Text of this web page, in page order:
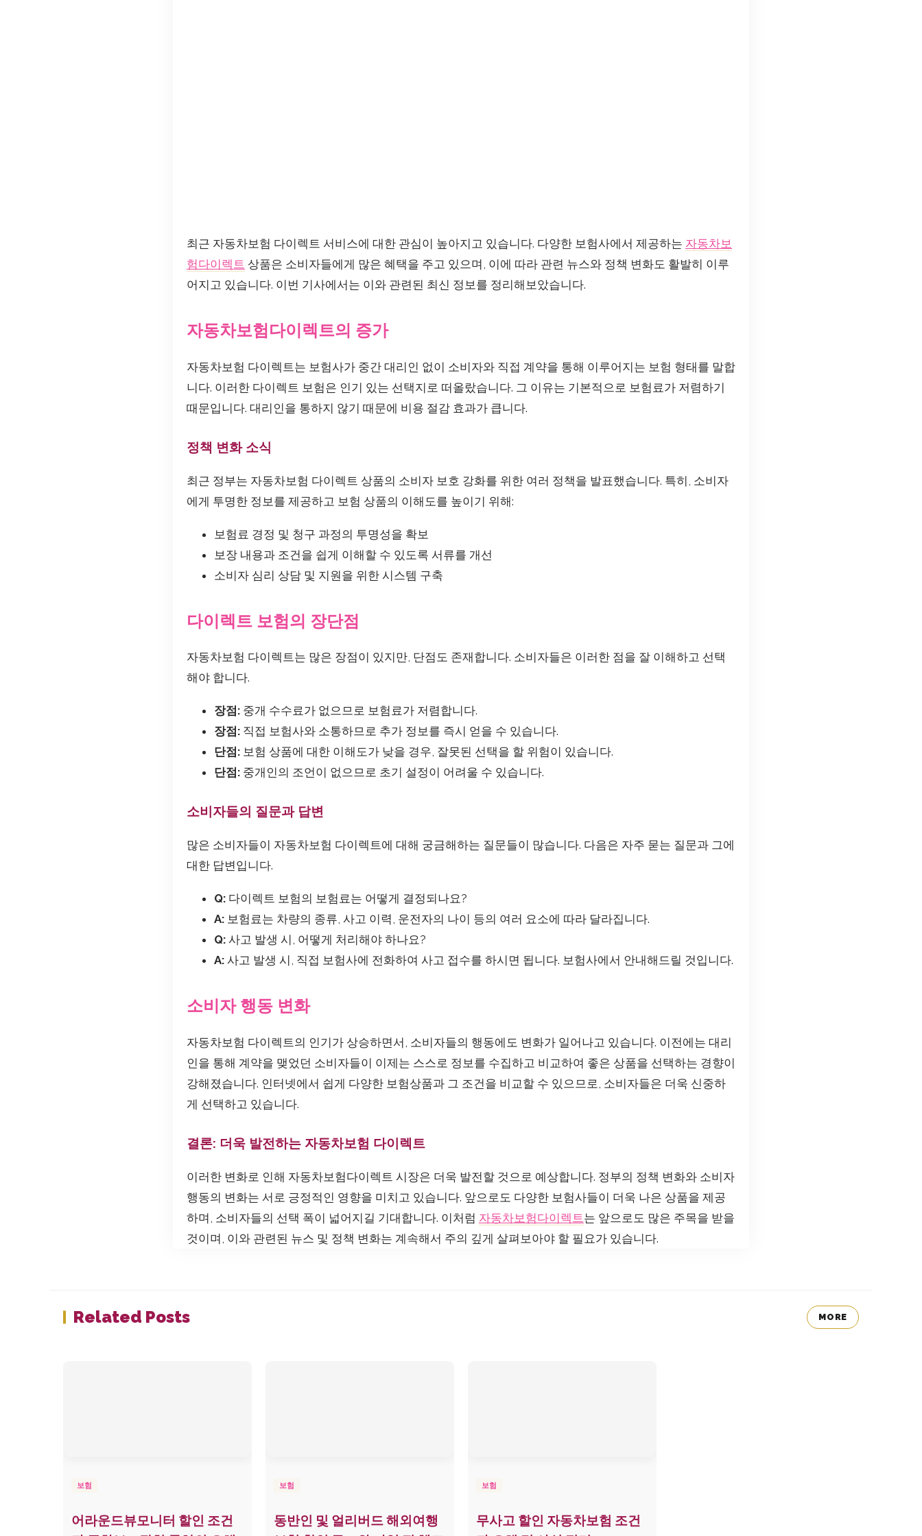
최근 자동차보험 다이렉트 서비스에 대한 관심이 높아지고 있습니다. 다양한 보험사에서 제공하는 자동차보
험다이렉트 상품은 소비자들에게 많은 혜택을 주고 있으며, 이에 따라 관련 뉴스와 정책 변화도 활발히 이루
어지고 있습니다. 이번 기사에서는 이와 관련된 최신 정보를 정리해보았습니다.
자동차보험다이렉트의 증가
자동차보험 다이렉트는 보험사가 중간 대리인 없이 소비자와 직접 계약을 통해 이루어지는 보험 형태를 말합
니다. 이러한 다이렉트 보험은 인기 있는 선택지로 떠올랐습니다. 그 이유는 기본적으로 보험료가 저렴하기
때문입니다. 대리인을 통하지 않기 때문에 비용 절감 효과가 큽니다.
정책 변화 소식
최근 정부는 자동차보험 다이렉트 상품의 소비자 보호 강화를 위한 여러 정책을 발표했습니다. 특히, 소비자
에게 투명한 정보를 제공하고 보험 상품의 이해도를 높이기 위해:
보험료 경정 및 청구 과정의 투명성을 확보
보장 내용과 조건을 쉽게 이해할 수 있도록 서류를 개선
소비자 심리 상담 및 지원을 위한 시스템 구축
다이렉트 보험의 장단점
자동차보험 다이렉트는 많은 장점이 있지만, 단점도 존재합니다. 소비자들은 이러한 점을 잘 이해하고 선택
해야 합니다.
장점: 중개 수수료가 없으므로 보험료가 저렴합니다.
장점: 직접 보험사와 소통하므로 추가 정보를 즉시 얻을 수 있습니다.
단점: 보험 상품에 대한 이해도가 낮을 경우, 잘못된 선택을 할 위험이 있습니다.
단점: 중개인의 조언이 없으므로 초기 설정이 어려울 수 있습니다.
소비자들의 질문과 답변
많은 소비자들이 자동차보험 다이렉트에 대해 궁금해하는 질문들이 많습니다. 다음은 자주 묻는 질문과 그에
대한 답변입니다.
Q: 다이렉트 보험의 보험료는 어떻게 결정되나요?
A: 보험료는 차량의 종류, 사고 이력, 운전자의 나이 등의 여러 요소에 따라 달라집니다.
Q: 사고 발생 시, 어떻게 처리해야 하나요?
A: 사고 발생 시, 직접 보험사에 전화하여 사고 접수를 하시면 됩니다. 보험사에서 안내해드릴 것입니다.
소비자 행동 변화
자동차보험 다이렉트의 인기가 상승하면서, 소비자들의 행동에도 변화가 일어나고 있습니다. 이전에는 대리
인을 통해 계약을 맺었던 소비자들이 이제는 스스로 정보를 수집하고 비교하여 좋은 상품을 선택하는 경향이
강해졌습니다. 인터넷에서 쉽게 다양한 보험상품과 그 조건을 비교할 수 있으므로, 소비자들은 더욱 신중하
게 선택하고 있습니다.
결론: 더욱 발전하는 자동차보험 다이렉트
이러한 변화로 인해 자동차보험다이렉트 시장은 더욱 발전할 것으로 예상합니다. 정부의 정책 변화와 소비자
행동의 변화는 서로 긍정적인 영향을 미치고 있습니다. 앞으로도 다양한 보험사들이 더욱 나은 상품을 제공
하며, 소비자들의 선택 폭이 넓어지길 기대합니다. 이처럼 자동차보험다이렉트 는 앞으로도 많은 주목을 받을
것이며, 이와 관련된 뉴스 및 정책 변화는 계속해서 주의 깊게 살펴보아야 할 필요가 있습니다.
Related Posts MORE
보험
어라운드뷰모니터 할인 조건
보험
동반인 및 얼리버드 해외여행
보험
무사고 할인 자동차보험 조건